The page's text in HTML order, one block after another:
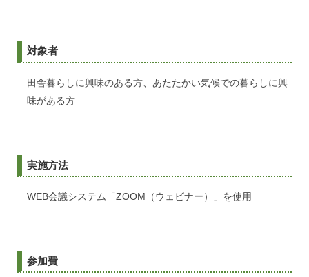
対象者
田舎暮らしに興味のある方、あたたかい気候での暮らしに興
味がある方
実施方法
WEB会議システム「ZOOM（ウェビナー）」を使用
参加費